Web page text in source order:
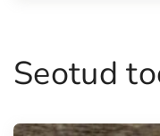
Seotud